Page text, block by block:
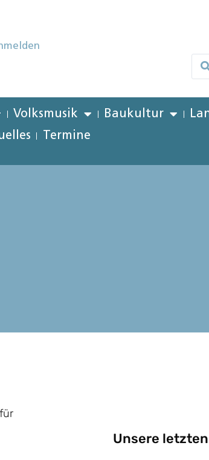
Volksmusik Baukultur
Termine
Unsere